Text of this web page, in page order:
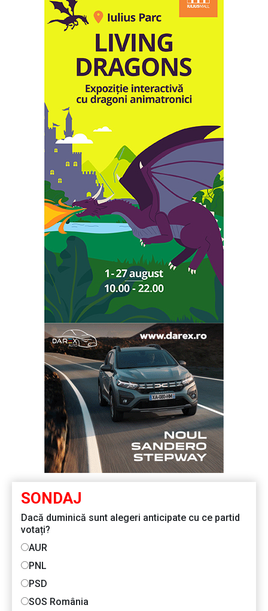
SONDAJ
Dacă duminică sunt alegeri anticipate cu ce partid
votați?
AUR
PNL
PSD
SOS România